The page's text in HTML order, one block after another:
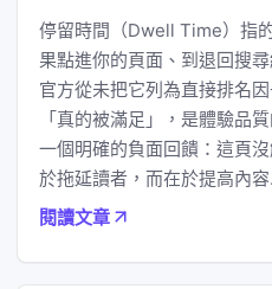
停留時間（Dwell Time）指
果點進你的頁面、到退回搜
官方從未把它列為直接排名
「真的被滿足」，是體驗品
一個明確的負面回饋：這頁
於拖延讀者，而在於提高內
閱讀文章